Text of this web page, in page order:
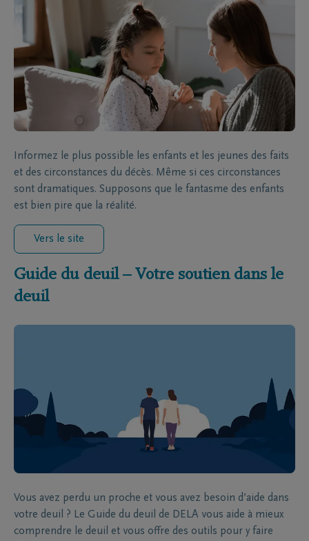
Informez le plus possible les enfants et les jeunes des faits
et des circonstances du décès. Même si ces circonstances
sont dramatiques. Supposons que le fantasme des enfants
est bien pire que la réalité.
Vers le site
Guide du deuil – Votre soutien dans le
deuil
Vous avez perdu un proche et vous avez besoin d’aide dans
votre deuil ? Le Guide du deuil de DELA vous aide à mieux
comprendre le deuil et vous offre des outils pour y faire